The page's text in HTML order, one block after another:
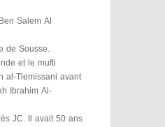
Salem Al
de Sousse.
et le mufti
al-Tlemissani avant
Ibrahim Al-
JC. Il avait 50 ans